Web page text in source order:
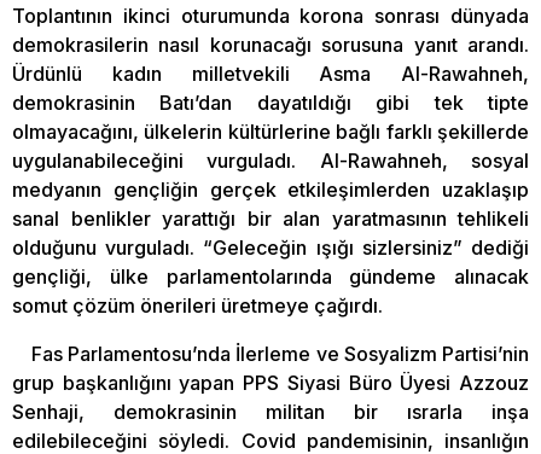
Toplantının ikinci oturumunda korona sonrası dünyada
demokrasilerin nasıl korunacağı sorusuna yanıt arandı.
Ürdünlü kadın milletvekili Asma Al-Rawahneh,
demokrasinin Batı’dan dayatıldığı gibi tek tipte
olmayacağını, ülkelerin kültürlerine bağlı farklı şekillerde
uygulanabileceğini vurguladı. Al-Rawahneh, sosyal
medyanın gençliğin gerçek etkileşimlerden uzaklaşıp
sanal benlikler yarattığı bir alan yaratmasının tehlikeli
olduğunu vurguladı. “Geleceğin ışığı sizlersiniz” dediği
gençliği, ülke parlamentolarında gündeme alınacak
somut çözüm önerileri üretmeye çağırdı.
Fas Parlamentosu’nda İlerleme ve Sosyalizm Partisi’nin
grup başkanlığını yapan PPS Siyasi Büro Üyesi Azzouz
Senhaji, demokrasinin militan bir ısrarla inşa
edilebileceğini söyledi. Covid pandemisinin, insanlığın